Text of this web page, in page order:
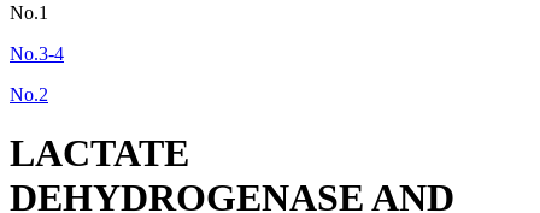
No.1
No.3-4
No.2
LACTATE
DEHYDROGENASE AND